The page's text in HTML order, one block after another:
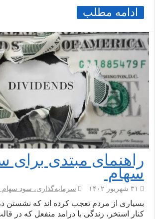
ادامه مطلب
راهنمای مبتدی برای
سهام
۳۱ شهریور ۱۴۰۲ سرمایه‌گذاری، سود سهام
بسیاری از مردم تعجب کرده اند که نشستن در
کنار استخر، زندگی با درامد منفعل که در